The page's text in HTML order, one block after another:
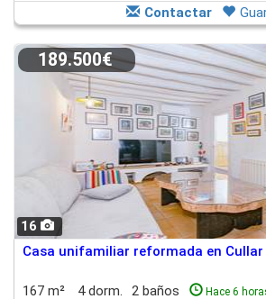
Contactar
16
189.500€
Casa unifamiliar reformada en Cullar
167 m² 4 dorm. 2 baños Hace 6